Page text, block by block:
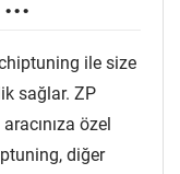
ile size
sağlar. ZP
özel
diğer